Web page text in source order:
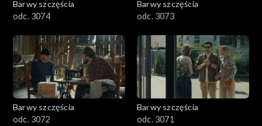
Barwy szczęścia
odc. 3074
Barwy szczęścia
odc. 3073
Barwy szczęścia
odc. 3072
Barwy szczęścia
odc. 3071